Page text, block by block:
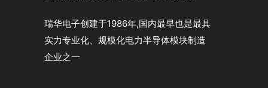
瑞华电子创建于1986年,国内最早也是最具
实力专业化、规模化电力半导体模块制造
企业之一